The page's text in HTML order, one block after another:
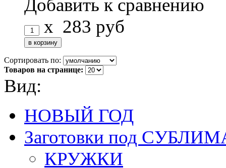
Добавить к сравнению
x 283 руб
Сортировать по:
Товаров на странице:
Вид:
НОВЫЙ ГОД
Заготовки под
КРУЖКИ